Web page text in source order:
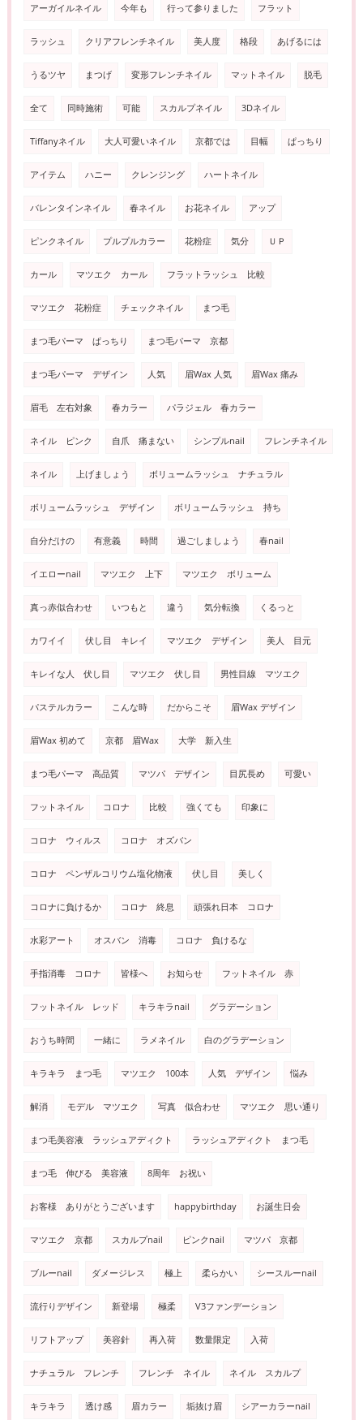
アーガイルネイル 今年も 行って参りました フラット
ラッシュ クリアフレンチネイル 美人度 格段 あげるには
うるツヤ まつげ 変形フレンチネイル マットネイル 脱毛
全て 同時施術 可能 スカルプネイル 3Dネイル
Tiffanyネイル 大人可愛いネイル 京都では 目幅 ぱっちり
アイテム ハニー クレンジング ハートネイル
バレンタインネイル 春ネイル お花ネイル アップ
ピンクネイル プルプルカラー 花粉症 気分 ＵＰ
カール マツエク カール フラットラッシュ 比較
マツエク 花粉症 チェックネイル まつ毛
まつ毛パーマ ぱっちり まつ毛パーマ 京都
まつ毛パーマ デザイン 人気 眉Wax 人気 眉Wax 痛み
眉毛 左右対象 春カラー パラジェル 春カラー
ネイル ピンク 自爪 痛まない シンプルnail フレンチネイル
ネイル 上げましょう ボリュームラッシュ ナチュラル
ボリュームラッシュ デザイン ボリュームラッシュ 持ち
自分だけの 有意義 時間 過ごしましょう 春nail
イエローnail マツエク 上下 マツエク ボリューム
真っ赤似合わせ いつもと 違う 気分転換 くるっと
カワイイ 伏し目 キレイ マツエク デザイン 美人 目元
キレイな人 伏し目 マツエク 伏し目 男性目線 マツエク
パステルカラー こんな時 だからこそ 眉Wax デザイン
眉Wax 初めて 京都 眉Wax 大学 新入生
まつ毛パーマ 高品質 マツパ デザイン 目尻長め 可愛い
フットネイル コロナ 比較 強くても 印象に
コロナ ウィルス コロナ オズバン
コロナ ペンザルコリウム塩化物液 伏し目 美しく
コロナに負けるか コロナ 終息 頑張れ日本 コロナ
水彩アート オスバン 消毒 コロナ 負けるな
手指消毒 コロナ 皆様へ お知らせ フットネイル 赤
フットネイル レッド キラキラnail グラデーション
おうち時間 一緒に ラメネイル 白のグラデーション
キラキラ まつ毛 マツエク 100本 人気 デザイン 悩み
解消 モデル マツエク 写真 似合わせ マツエク 思い通り
まつ毛美容液 ラッシュアディクト ラッシュアディクト まつ毛
まつ毛 伸びる 美容液 8周年 お祝い
お客様 ありがとうございます happybirthday お誕生日会
マツエク 京都 スカルプnail ピンクnail マツパ 京都
ブルーnail ダメージレス 極上 柔らかい シースルーnail
流行りデザイン 新登場 極柔 V3ファンデーション
リフトアップ 美容針 再入荷 数量限定 入荷
ナチュラル フレンチ フレンチ ネイル ネイル スカルプ
キラキラ 透け感 眉カラー 垢抜け眉 シアーカラーnail